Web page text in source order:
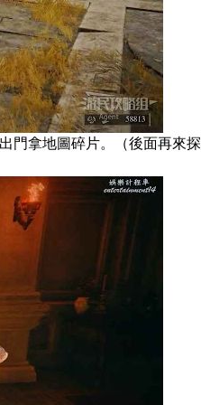
門拿地圖碎片。（後面再來